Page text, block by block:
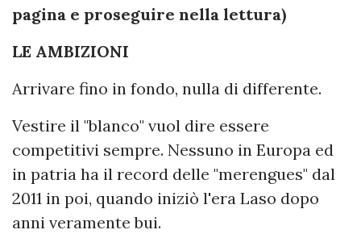
pagina e proseguire nella lettura)
LE AMBIZIONI
Arrivare fino in fondo, nulla di differente.
Vestire il "blanco" vuol dire essere
competitivi sempre. Nessuno in Europa ed
in patria ha il record delle "merengues" dal
2011 in poi, quando iniziò l'era Laso dopo
anni veramente bui.